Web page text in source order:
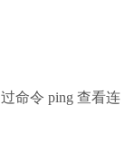
命令 ping 查看连